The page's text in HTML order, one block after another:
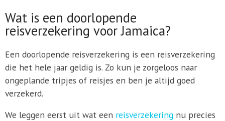
Wat is een doorlopende
reisverzekering voor Jamaica?
Een doorlopende reisverzekering is een reisverzekering
die het hele jaar geldig is. Zo kun je zorgeloos naar
ongeplande tripjes of reisjes en ben je altijd goed
verzekerd.
We leggen eerst uit wat een reisverzekeringnu precies